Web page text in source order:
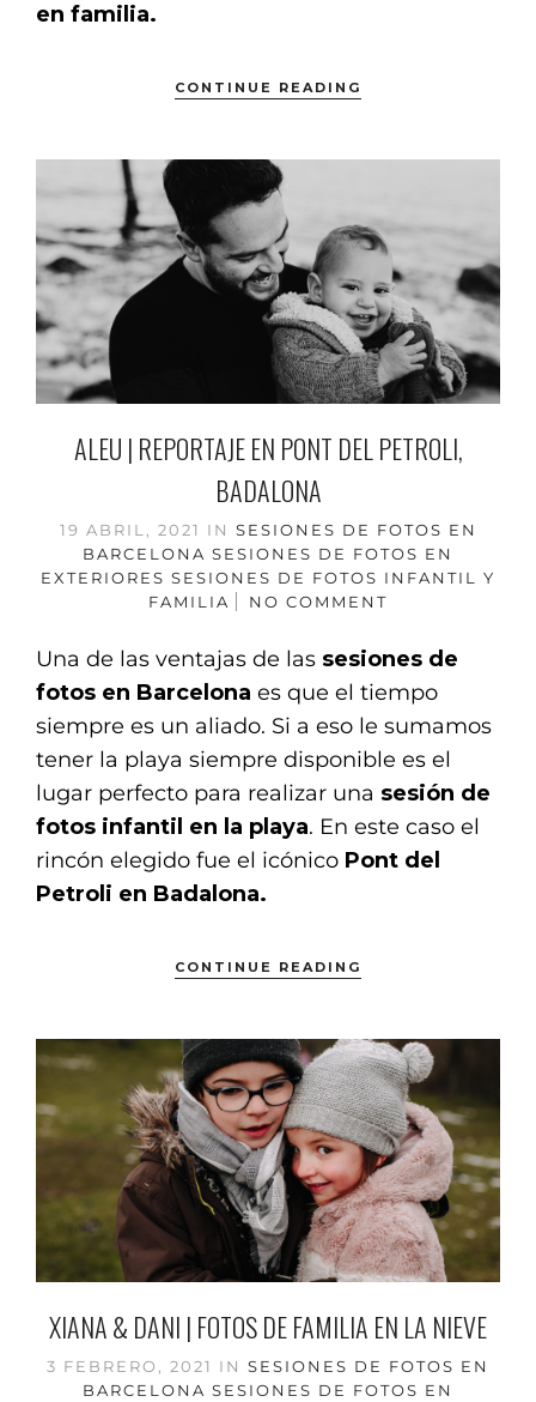
en familia.
CONTINUE READING
ALEU | REPORTAJE EN PONT DEL PETROLI,
BADALONA
19 ABRIL, 2021 IN SESIONES DE FOTOS EN
BARCELONA SESIONES DE FOTOS EN
EXTERIORES SESIONES DE FOTOS INFANTIL Y
FAMILIA
NO COMMENT
Una de las ventajas de las sesiones de
fotos en Barcelona es que el tiempo
siempre es un aliado. Si a eso le sumamos
tener la playa siempre disponible es el
lugar perfecto para realizar una sesión de
fotos infantil en la playa. En este caso el
rincón elegido fue el icónico Pont del
Petroli en Badalona.
CONTINUE READING
XIANA & DANI | FOTOS DE FAMILIA EN LA NIEVE
3 FEBRERO, 2021 IN SESIONES DE FOTOS EN
BARCELONA SESIONES DE FOTOS EN